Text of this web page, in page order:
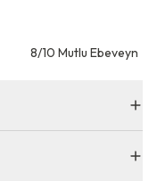
8/10 Mutlu Ebeveyn